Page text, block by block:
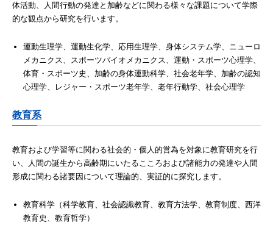
体活動、人間行動の発達と加齢などに関わる様々な課題について学際
的な観点から研究を行います。
運動生理学、運動生化学、応用生理学、身体システム学、ニューロ
メカニクス、スポーツバイオメカニクス、運動・スポーツ心理学、
体育・スポーツ史、加齢の身体運動科学、社会老年学、加齢の認知
心理学、レジャー・スポーツ老年学、老年行動学、社会心理学
教育系
教育および学習等に関わる社会的・個人的営為を対象に教育研究を行
い、人間の誕生から高齢期にいたるこころおよび諸能力の発達や人間
形成に関わる諸要因について理論的、実証的に探究します。
教育科学（科学教育、社会認識教育、教育方法学、教育制度、西洋
教育史、教育哲学）